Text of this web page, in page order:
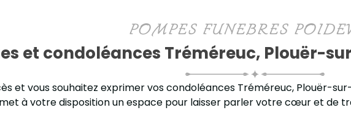
POMPES FUNEBRES
et condoléances Tréméreuc, Plouër-
et vous souhaitez exprimer vos condoléances Tréméreuc, Plouër-
met à votre disposition un espace pour laisser parler votre cœur et